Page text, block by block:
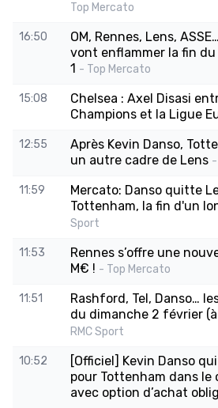
Top Mercato
16:50
OM, Rennes, Lens,
vont enflammer la fin
1 - Top Mercato
15:08
Chelsea : Axel Disasi
Champions et la Ligue
12:55
Après Kevin Danso,
un autre cadre de Lens
11:59
Mercato: Danso quitte
Tottenham, la fin d'un
Sport
11:53
Rennes s’offre une
M€ ! - Top Mercato
11:51
Rashford, Tel, Danso…
du dimanche 2 février
RMC Sport
10:52
[Officiel] Kevin Danso
pour Tottenham dans le
avec option d’achat